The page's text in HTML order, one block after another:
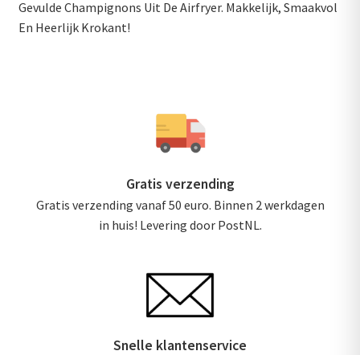
Gevulde Champignons Uit De Airfryer. Makkelijk, Smaakvol
En Heerlijk Krokant!
Gratis verzending
Gratis verzending vanaf 50 euro. Binnen 2 werkdagen
in huis! Levering door PostNL.
Snelle klantenservice